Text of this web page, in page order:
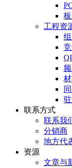
工程资
联系方式
联系我
分销商
地方代
资源
文章与